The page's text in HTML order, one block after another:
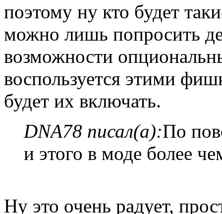
поэтому ну кто будет
можно лишь попросить
возможности
воспользуется этими
будет их включать.
DNA78 писал(а):По
и этого в моде более
Ну это очень радует,